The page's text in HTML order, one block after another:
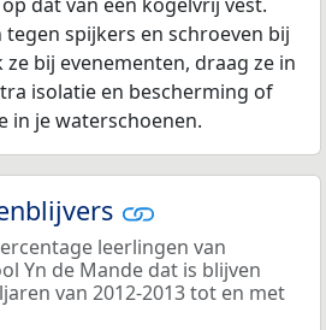
tegen spijkers en schroeven bij
bij evenementen, draag ze in
isolatie en bescherming of
in je waterschoenen.
leerlingen van
Yn de Mande dat is blijven
van 2012-2013 tot en met